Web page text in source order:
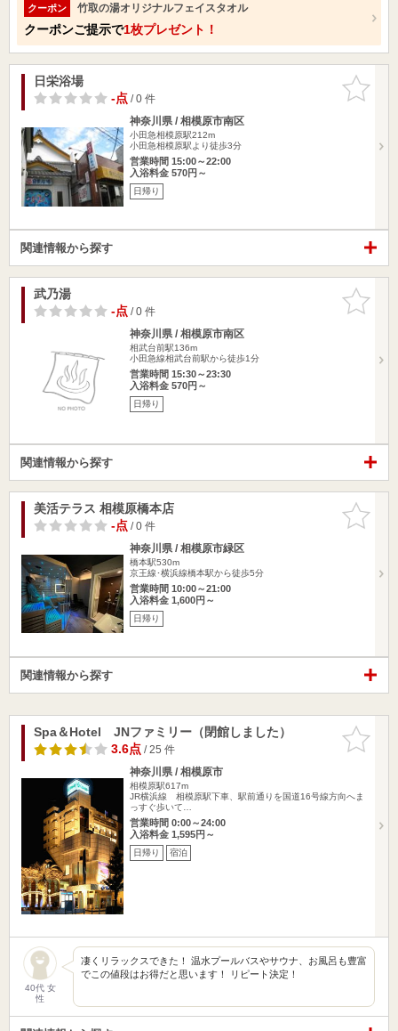
クーポン 竹取の湯オリジナルフェイスタオル
クーポンご提示で1枚プレゼント！
お気に入
りに追加
日栄浴場
-点/ 0 件
神奈川県 / 相模原市南区
小田急相模原駅212m
小田急相模原駅より徒歩3分
営業時間 15:00～22:00
入浴料金 570円～
日帰り
関連情報から探す
お気に入
りに追加
武乃湯
-点/ 0 件
神奈川県 / 相模原市南区
相武台前駅136m
小田急線相武台前駅から徒歩1分
営業時間 15:30～23:30
入浴料金 570円～
日帰り
関連情報から探す
お気に入
りに追加
美活テラス 相模原橋本店
-点/ 0 件
神奈川県 / 相模原市緑区
橋本駅530m
京王線･横浜線橋本駅から徒歩5分
営業時間 10:00～21:00
入浴料金 1,600円～
日帰り
関連情報から探す
お気に入
りに追加
Spa＆Hotel JNファミリー（閉館しました）
3.6点/ 25 件
神奈川県 / 相模原市
相模原駅617m
JR横浜線 相模原駅下車、駅前通りを国道16号線方向へま
っすぐ歩いて…
営業時間 0:00～24:00
入浴料金 1,595円～
日帰り 宿泊
40代 女
性
凄くリラックスできた！ 温水プールバスやサウナ、お風呂も豊富
でこの値段はお得だと思います！ リピート決定！